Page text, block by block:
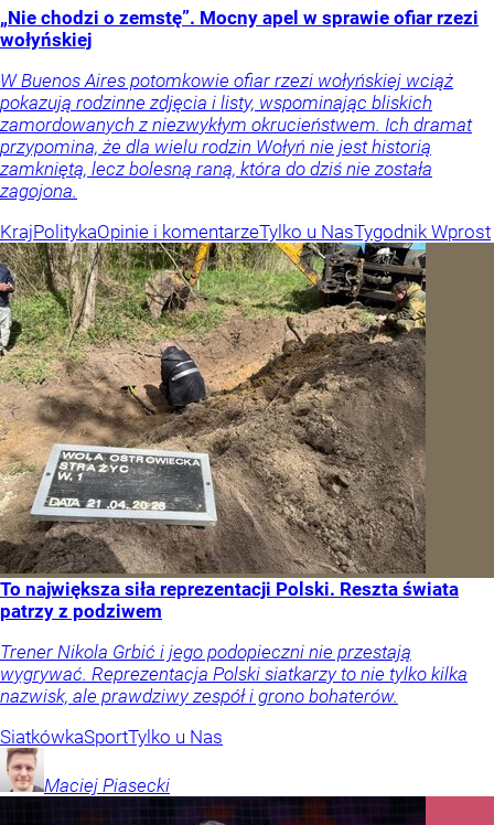
„Nie chodzi o zemstę”. Mocny apel w sprawie ofiar rzezi
wołyńskiej
W Buenos Aires potomkowie ofiar rzezi wołyńskiej wciąż
pokazują rodzinne zdjęcia i listy, wspominając bliskich
zamordowanych z niezwykłym okrucieństwem. Ich dramat
przypomina, że dla wielu rodzin Wołyń nie jest historią
zamkniętą, lecz bolesną raną, która do dziś nie została
zagojona.
KrajPolitykaOpinie i komentarzeTylko u NasTygodnik Wprost
To największa siła reprezentacji Polski. Reszta świata
patrzy z podziwem
Trener Nikola Grbić i jego podopieczni nie przestają
wygrywać. Reprezentacja Polski siatkarzy to nie tylko kilka
nazwisk, ale prawdziwy zespół i grono bohaterów.
SiatkówkaSportTylko u Nas
Maciej Piasecki